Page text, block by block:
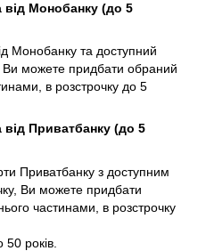
від Монобанку (до 5
Монобанку та доступний
Ви можете придбати обраний
в розстрочку до 5
Приватбанку (до 5
Приватбанку з доступним
Ви можете придбати
частинами, в розстрочку
50 років.